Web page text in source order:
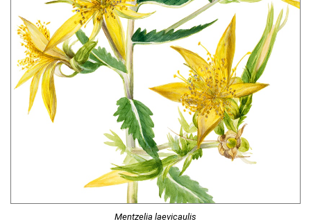
Mentzelia laevicaulis